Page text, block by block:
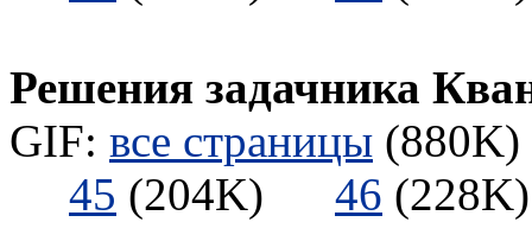
Решения задачника
GIF: все страницы
45 (204K) 46